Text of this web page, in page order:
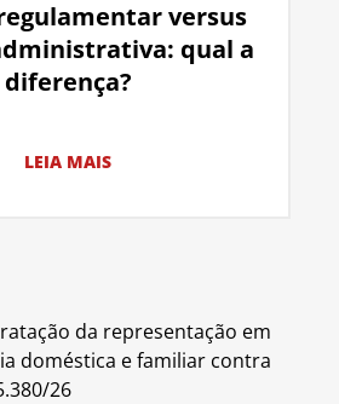
versus
qual a
diferença?
LEIA MAIS
da representação em
doméstica e familiar contra
26